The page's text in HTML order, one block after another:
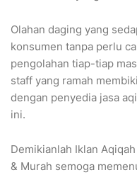
Olahan daging yang
konsumen tanpa perlu
pengolahan tiap-tiap
staff yang ramah
dengan penyedia jasa
ini.
Demikianlah Iklan
& Murah semoga